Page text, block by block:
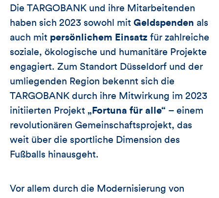
Die TARGOBANK und ihre Mitarbeitenden
haben sich 2023 sowohl mit Geldspenden als
auch mit persönlichem Einsatz für zahlreiche
soziale, ökologische und humanitäre Projekte
engagiert. Zum Standort Düsseldorf und der
umliegenden Region bekennt sich die
TARGOBANK durch ihre Mitwirkung im 2023
initiierten Projekt „Fortuna für alle“ – einem
revolutionären Gemeinschaftsprojekt, das
weit über die sportliche Dimension des
Fußballs hinausgeht.
Vor allem durch die Modernisierung von